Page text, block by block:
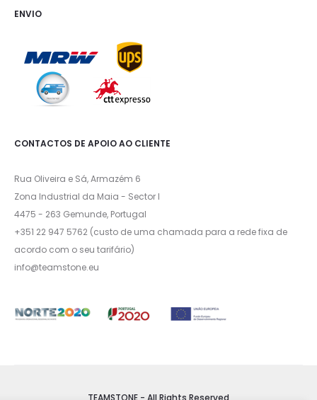
ENVIO
CONTACTOS DE APOIO AO CLIENTE
Rua Oliveira e Sá, Armazém 6
Zona Industrial da Maia - Sector I
4475 - 263 Gemunde, Portugal
+351 22 947 5762 (custo de uma chamada para a rede fixa de
acordo com o seu tarifário)
info@teamstone.eu